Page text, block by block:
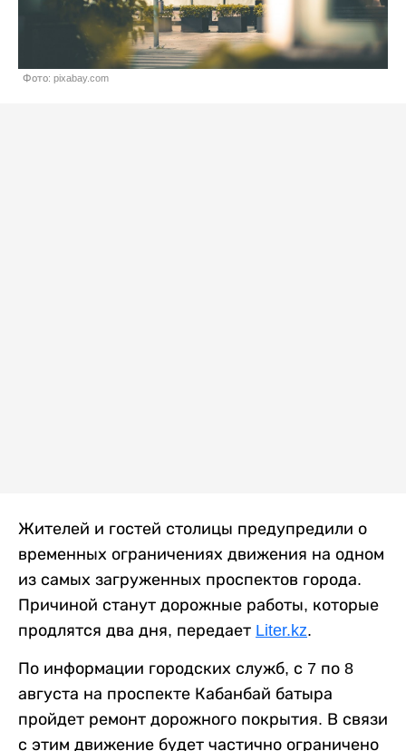
Фото: pixabay.com
Жителей и гостей столицы предупредили о
временных ограничениях движения на одном
из самых загруженных проспектов города.
Причиной станут дорожные работы, которые
продлятся два дня, передает Liter.kz.
По информации городских служб, с 7 по 8
августа на проспекте Кабанбай батыра
пройдет ремонт дорожного покрытия. В связи
с этим движение будет частично ограничено